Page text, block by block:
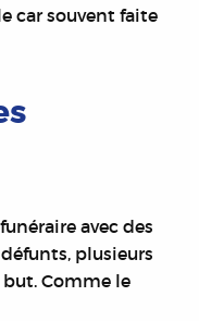
car souvent faite
avec des
plusieurs
Comme le